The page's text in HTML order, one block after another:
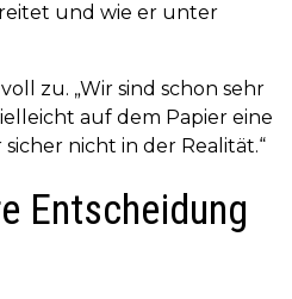
und wie er unter
zu. „Wir sind schon sehr
auf dem Papier eine
nicht in der Realität.“
Entscheidung